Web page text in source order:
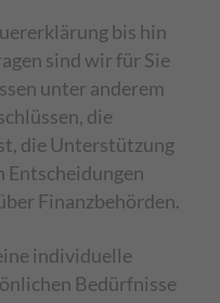
bis hin
sind wir für Sie
unter anderem
die
die Unterstützung
Finanzbehörden.
individuelle
Bedürfnisse